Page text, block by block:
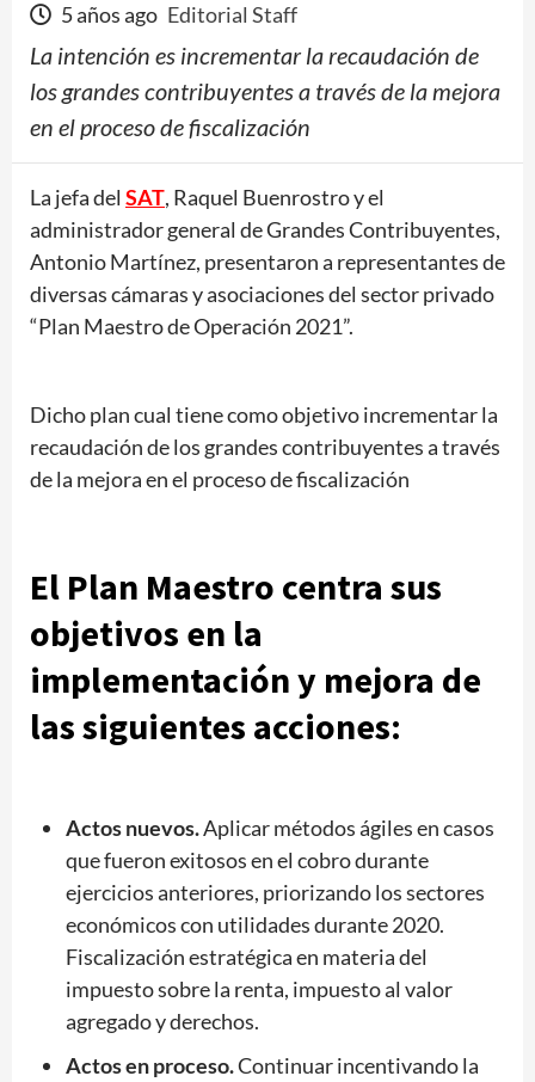
5 años ago Editorial Staff
La intención es incrementar la recaudación de
los grandes contribuyentes a través de la mejora
en el proceso de fiscalización
La jefa del SAT, Raquel Buenrostro y el
administrador general de Grandes Contribuyentes,
Antonio Martínez, presentaron a representantes de
diversas cámaras y asociaciones del sector privado
“Plan Maestro de Operación 2021”.
Dicho plan cual tiene como objetivo incrementar la
recaudación de los grandes contribuyentes a través
de la mejora en el proceso de fiscalización
El Plan Maestro centra sus
objetivos en la
implementación y mejora de
las siguientes acciones:
Actos nuevos.Aplicar métodos ágiles en casos
que fueron exitosos en el cobro durante
ejercicios anteriores, priorizando los sectores
económicos con utilidades durante 2020.
Fiscalización estratégica en materia del
impuesto sobre la renta, impuesto al valor
agregado y derechos.
Actos en proceso.Continuar incentivando la